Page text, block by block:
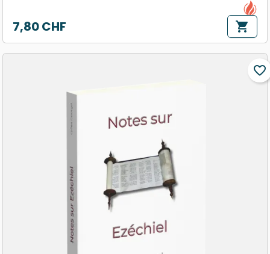
Prix
7,80 CHF shopping_cart
favorite_border